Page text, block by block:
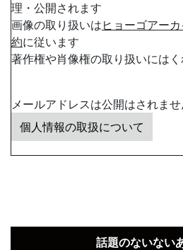
理・公開されます
画像の取り扱いは ヒョーゴアー
約に従います
著作権や肖像権の取り扱いには
メールアドレスは公開はされませ
個人情報の取扱について
話題のないない